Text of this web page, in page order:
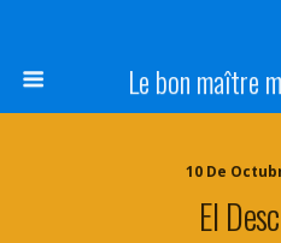
Le bon maître
10 De
El